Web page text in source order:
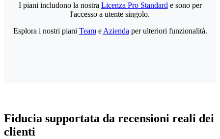
I piani includono la nostra Licenza Pro Standard e sono per
l'accesso a utente singolo.
Esplora i nostri piani Teame Azienda per ulteriori funzionalità.
Fiducia supportata da recensioni reali dei
clienti